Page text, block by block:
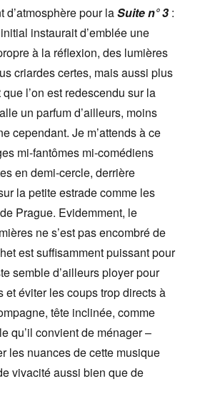
d’atmosphère pour laSuite n° 3:
instaurait d’emblée une
à la réflexion, des lumières
criardes certes, mais aussi plus
l’on est redescendu sur la
un parfum d’ailleurs, moins
cependant. Je m’attends à ce
mi-fantômes mi-comédiens
en demi-cercle, derrière
la petite estrade comme les
Prague. Evidemment, le
ne s’est pas encombré de
est suffisamment puissant pour
semble d’ailleurs ployer pour
et éviter les coups trop directs à
tête inclinée, comme
qu’il convient de ménager –
les nuances de cette musique
vivacité aussi bien que de